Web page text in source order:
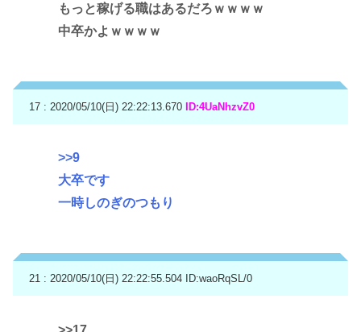
もっと稼げる職はあるだろｗｗｗｗ
中卒かよｗｗｗｗ
17 : 2020/05/10(日) 22:22:13.670 ID:4UaNhzvZ0
>>9
大卒です
一時しのぎのつもり
21 : 2020/05/10(日) 22:22:55.504 ID:waoRqSL/0